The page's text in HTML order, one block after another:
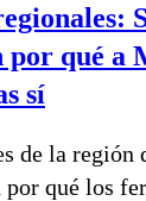
por qué a
sí
de la región
por qué los